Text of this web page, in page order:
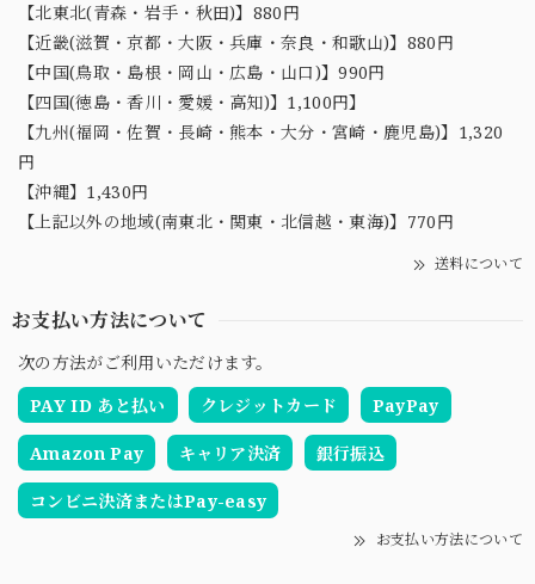
【北東北(青森・岩手・秋田)】880円
【近畿(滋賀・京都・大阪・兵庫・奈良・和歌山)】880円
【中国(鳥取・島根・岡山・広島・山口)】990円
【四国(徳島・香川・愛媛・高知)】1,100円】
【九州(福岡・佐賀・長崎・熊本・大分・宮崎・鹿児島)】1,320
円
【沖縄】1,430円
【上記以外の地域(南東北・関東・北信越・東海)】770円
送料について
お支払い方法について
次の方法がご利用いただけます。
PAY ID あと払い
クレジットカード PayPay
Amazon Pay キャリア決済 銀行振込
コンビニ決済またはPay-easy
お支払い方法について